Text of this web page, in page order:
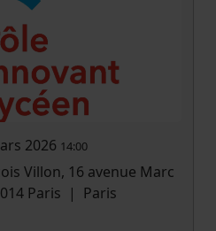
2026 14:00
Villon, 16 avenue Marc
Paris | Paris